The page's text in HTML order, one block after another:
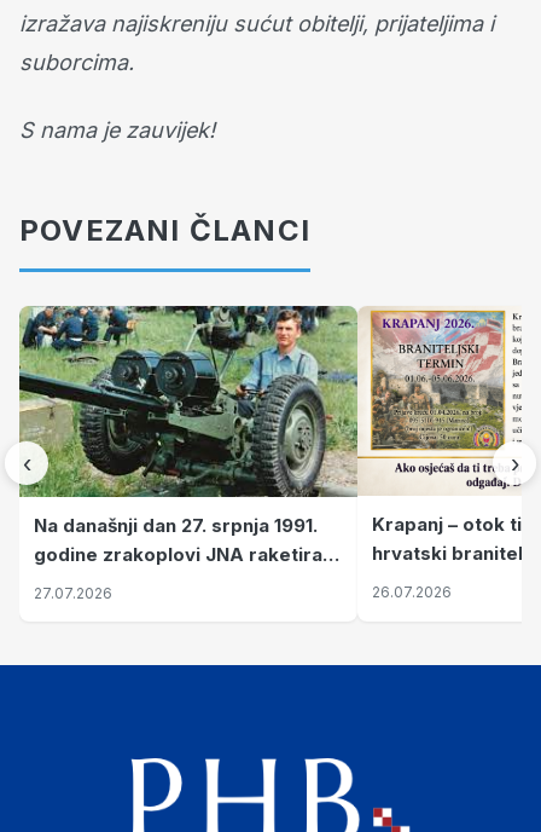
izražava najiskreniju sućut obitelji, prijateljima i
suborcima.
S nama je zauvijek!
POVEZANI ČLANCI
‹
Na današnji dan 27. srpnja 1991.
godine zrakoplovi JNA raketirali
su vojarnu i obučni centar "Nikola
27.07.2026
Krapanj – otok
hrvatski branitelji
pronalaze mir
26.07.2026
›